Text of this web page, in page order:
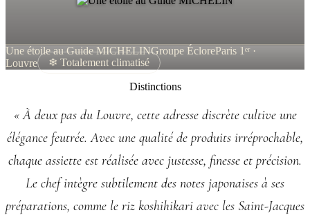
Une étoile au Guide MICHELINGroupe ÉcloreParis 1ᵉʳ ·
Louvre
❄ Totalement climatisé
Distinctions
« À deux pas du Louvre, cette adresse discrète cultive une
élégance feutrée. Avec une qualité de produits irréprochable,
chaque assiette est réalisée avec justesse, finesse et précision.
Le chef intègre subtilement des notes japonaises à ses
préparations, comme le riz koshihikari avec les Saint-Jacques